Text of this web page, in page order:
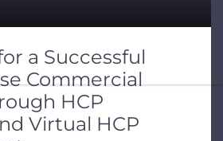
a Successful
Commercial
HCP
Virtual HCP